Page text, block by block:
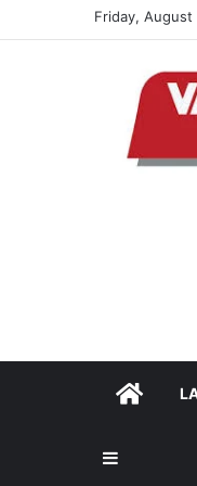
Friday, August
HOME